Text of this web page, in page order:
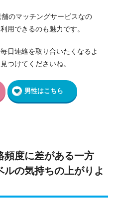
のマッチングサービスなの
用できるのも魅力です。
日連絡を取り合いたくなるよ
つけてくださいね。
男性はこちら
頻度に差がある一方
の気持ちの上がりよ